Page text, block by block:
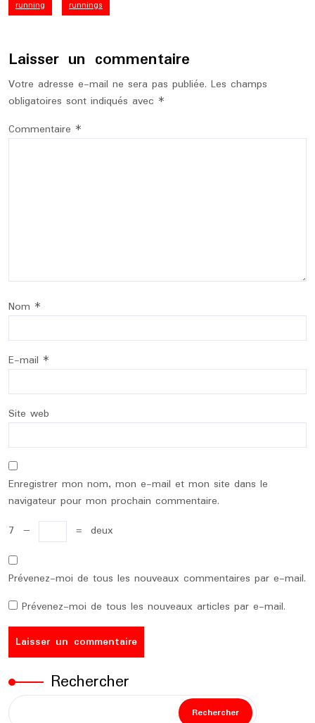
running
runnings
Laisser un commentaire
Votre adresse e-mail ne sera pas publiée. Les champs
obligatoires sont indiqués avec *
Commentaire *
Nom *
E-mail *
Site web
Enregistrer mon nom, mon e-mail et mon site dans le
navigateur pour mon prochain commentaire.
7 − = deux
Prévenez-moi de tous les nouveaux commentaires par e-mail.
Prévenez-moi de tous les nouveaux articles par e-mail.
Rechercher
Rechercher